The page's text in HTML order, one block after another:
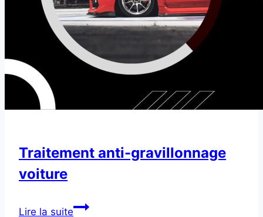
Traitement anti-gravillonnage
voiture
Lire la suiteTraitement